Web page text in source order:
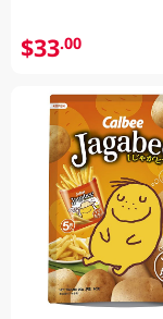
$33.00